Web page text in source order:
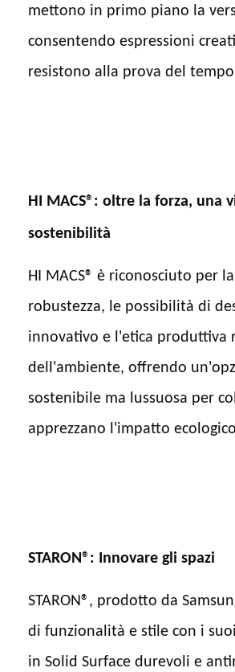
mettono in primo piano la
consentendo espressioni
resistono alla prova del
HI MACS®: oltre la forza, una
sostenibilità
HI MACS® è riconosciuto per
robustezza, le possibilità di
innovativo e l'etica produttiva
dell'ambiente, offrendo
sostenibile ma lussuosa per
apprezzano l'impatto
STARON®: Innovare gli spazi
STARON®, prodotto da
di funzionalità e stile con i
in Solid Surface durevoli e